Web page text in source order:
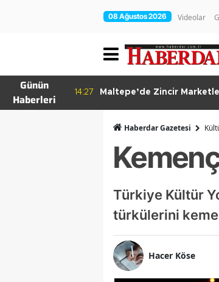
08 Ağustos 2026 Videolar
Günün
Haberleri
14:27
Maltepe’de Zincir
Haberdar Gazetesi
Türkiye Kültür
türkülerini
Hacer Köse